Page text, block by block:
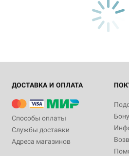
ДОСТАВКА И ОПЛАТА
Способы оплаты
Службы доставки
Адреса магазинов